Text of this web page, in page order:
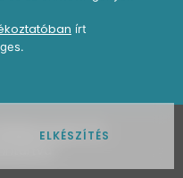
ELKÉSZÍTÉS
írt
Zrt.